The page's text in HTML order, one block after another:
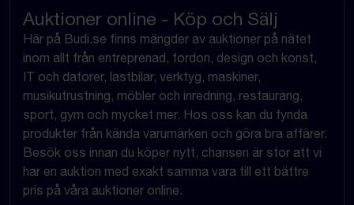
Auktioner online - Köp och Sälj
Här på Budi.se finns mängder av auktioner på nätet
inom allt från entreprenad, fordon, design och konst,
IT och datorer, lastbilar, verktyg, maskiner,
musikutrustning, möbler och inredning, restaurang,
sport, gym och mycket mer. Hos oss kan du fynda
produkter från kända varumärken och göra bra affärer.
Besök oss innan du köper nytt, chansen är stor att vi
har en auktion med exakt samma vara till ett bättre
pris på våra auktioner online.